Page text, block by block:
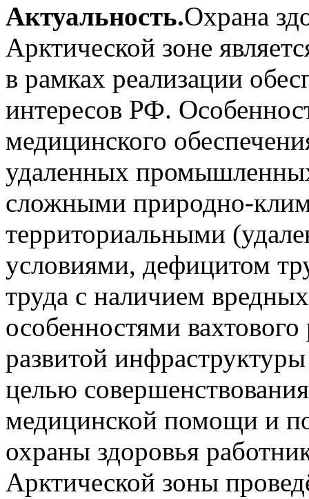
Актуальность.Охрана
Арктической зоне
в рамках реализации
интересов РФ.
медицинского
удаленных
сложными природно-
территориальными
условиями, дефицитом
труда с наличием
особенностями
развитой
целью
медицинской помощи и
охраны здоровья
Арктической зоны